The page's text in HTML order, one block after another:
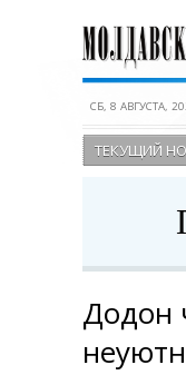
СБ, 8 АВГУСТА,
ТЕКУЩИЙ
Додон